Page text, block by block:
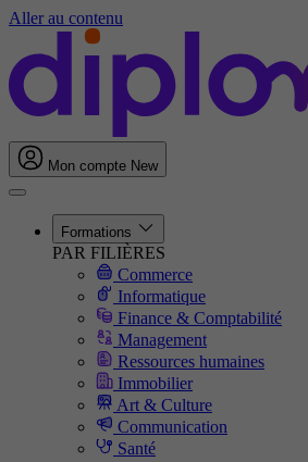
Aller au contenu
Mon compte New
Formations
PAR FILIÈRES
Commerce
Informatique
Finance & Comptabilité
Management
Ressources humaines
Immobilier
Art & Culture
Communication
Santé